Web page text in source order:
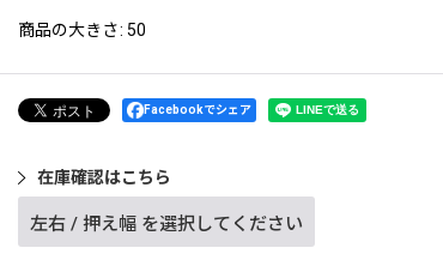
商品の大きさ: 50
Facebookでシェア
在庫確認はこちら
左右 / 押え幅 を選択してください